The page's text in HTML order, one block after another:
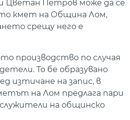
Цветан Петров може да се
кмет на Община Лом,
срещу него е
производство по случая
То бе образувано
изтичане на запис, в
на Лом предлага пари
на общинско